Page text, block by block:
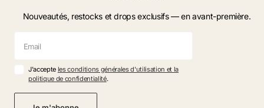
Nouveautés, restocks et drops exclusifs — en avant-première.
J'accepte les conditions générales d'utilisation et la
politique de confidentialité.